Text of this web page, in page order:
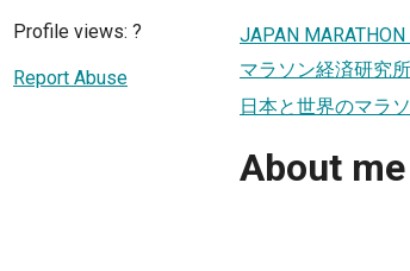
Profile views: ?
Report Abuse
JAPAN
マラソン経済研究所
日本と世界のマラ
About me